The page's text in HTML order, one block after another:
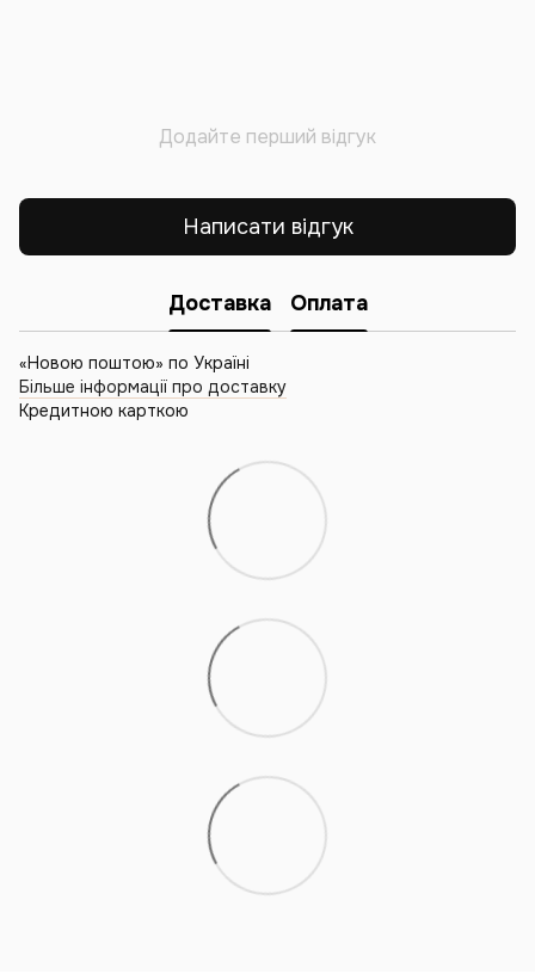
Додайте перший відгук
Написати відгук
Доставка Оплата
«Новою поштою» по Україні
Більше інформації про доставку
Кредитною карткою